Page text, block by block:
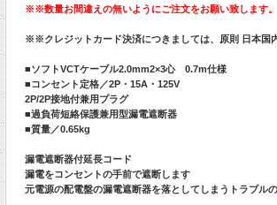
※※数量お間違えの無いようにご注文をお願い致します。
※※クレジットカード決済につきましては、原則 日本国
■ソフトVCTケーブル2.0mm2×3心 0.7m仕様
■コンセント定格／2P・15A・125V
2P/2P接地付兼用プラグ
■過負荷短絡保護兼用型漏電遮断器
■質量／0.65kg
漏電遮断器付延長コード
漏電をコンセントの手前で遮断します
元電源の配電盤の漏電遮断器を落としてしまうトラブル